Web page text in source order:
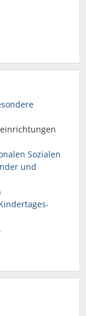
Sozialen
und